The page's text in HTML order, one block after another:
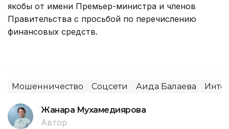
якобы от имени Премьер-министра и членов
Правительства с просьбой по перечислению
финансовых средств.
Мошенничество Соцсети Аида Балаева
Жанара Мухамедиярова
Автор